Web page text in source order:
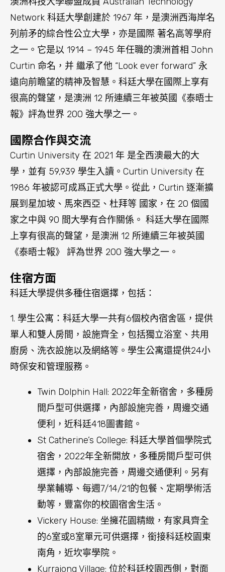
學，並有 59,939 學生入讀。Curtin University 在
1986 年被認可成爲正式大學。從此，Curtin 逐漸擴
展到星加坡、馬來西亞、杜拜等 國家，在 20 個國
家之中與 90 間大學有合作關係。 科廷大學在國際
上享有很高的聲望，是澳洲 12 所連續三年被英國
《泰晤士報》 評為世界 200 強大學之一。
住宿方面
科廷大學提供多種住宿選擇，包括：
1. 學生公寓：科廷大學一共有6個校內宿舍區，提供
單人和雙人房間，設施齊全，包括獨立浴室、共用
廚房、洗衣設施以及網絡等。學生公寓還提供24小
時保安和管理服務。
Twin Dolphin Hall: 2022年全新宿舍，多種房
間戶型可供選擇，內部設施完善，周邊交通
St Catherine’s College: 科廷大學首個學院式
宿舍，2022年全新開放，多種房間戶型可供
選擇，內部設施完善，周邊交通便利。另有
學業輔導、每週7/14/21的包餐、定期學術活
動等，豐富你的校園宿舍生活。
Vickery House: 坐擁花園精緻，有家具齊全
南角，近坎寧學院。
Kurrajong Village: 位於科廷校園西側，對面
就是Waterford購物中心，有2/6/8室公寓及
單人/雙人套間可供選擇。
Erica Underwood House: 與科廷主校區僅一
街之隔，毗鄰連鎖超市及多家餐廳，為學生
提供了極為便利的居住環境。
Guild House: 坐落在科廷體育館對面，有4室
公寓與6室公寓可供選擇，更有雙人間選項，
適合情侶入住。
(資料來源：https://www.curtinuni.cn/curtin-